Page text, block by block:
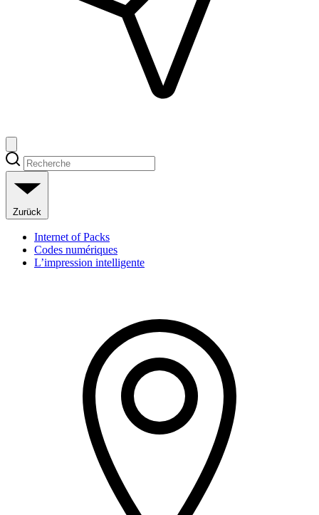
Zurück
Internet of Packs
Codes numériques
L’impression intelligente